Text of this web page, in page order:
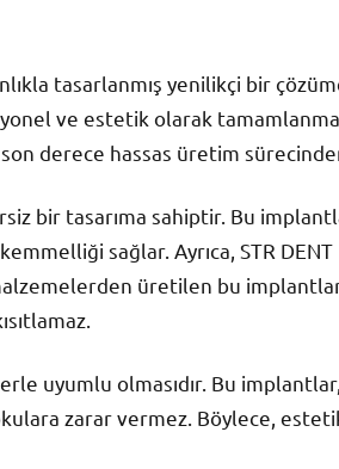
tasarlanmış yenilikçi bir
ve estetik olarak
derece hassas üretim
bir tasarıma sahiptir. Bu
sağlar. Ayrıca, STR DENT
üretilen bu
uyumlu olmasıdır. Bu
zarar vermez. Böylece,